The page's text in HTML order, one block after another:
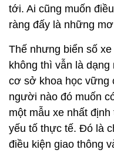
tới. Ai cũng muốn
ràng đấy là những
Thế nhưng biển số
không thì vẫn là
cơ sở khoa học vững
người nào đó muốn
một mẫu xe nhất
yếu tố thực tế. Đó là
điều kiện giao thông